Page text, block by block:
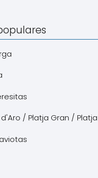
/ Platja Gran /